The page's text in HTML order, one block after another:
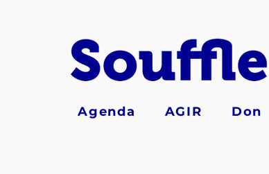
Agenda AGIR Don